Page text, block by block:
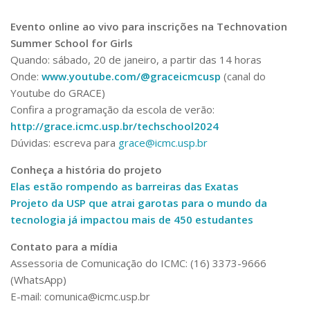
Evento online ao vivo para inscrições na Technovation
Summer School for Girls
Quando: sábado, 20 de janeiro, a partir das 14 horas
Onde: www.youtube.com/@graceicmcusp (canal do
Youtube do GRACE)
Confira a programação da escola de verão:
http://grace.icmc.usp.br/techschool2024
Dúvidas: escreva para grace@icmc.usp.br
Conheça a história do projeto
Elas estão rompendo as barreiras das Exatas
Projeto da USP que atrai garotas para o mundo da
tecnologia já impactou mais de 450 estudantes
Contato para a mídia
Assessoria de Comunicação do ICMC: (16) 3373-9666
(WhatsApp)
E-mail: comunica@icmc.usp.br